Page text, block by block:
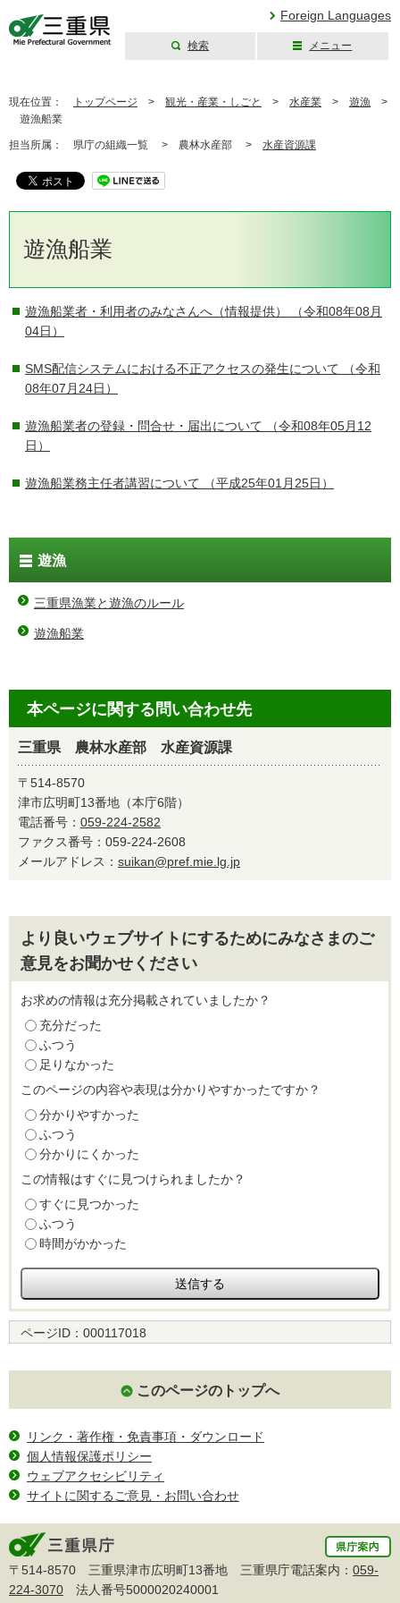
Foreign Languages
検索 メニュー
現在位置： トップページ > 観光・産業・しごと > 水産業 > 遊漁 >
遊漁船業
担当所属： 県庁の組織一覧 > 農林水産部 > 水産資源課
遊漁船業
遊漁船業者・利用者のみなさんへ（情報提供）
（令和08年08月
04日）
SMS配信システムにおける不正アクセスの発生について （令和
08年07月24日）
遊漁船業者の登録・問合せ・届出について （令和08年05月12
日）
遊漁船業務主任者講習について （平成25年01月25日）
遊漁
三重県漁業と遊漁のルール
遊漁船業
本ページに関する問い合わせ先
三重県 農林水産部 水産資源課
〒514-8570
津市広明町13番地（本庁6階）
電話番号： 059-224-2582
ファクス番号：059-224-2608
メールアドレス： suikan@pref.mie.lg.jp
より良いウェブサイトにするためにみなさまのご
意見をお聞かせください
お求めの情報は充分掲載されていましたか？
充分だった
ふつう
足りなかった
このページの内容や表現は分かりやすかったですか？
分かりやすかった
ふつう
分かりにくかった
この情報はすぐに見つけられましたか？
すぐに見つかった
ふつう
時間がかかった
ページID： 000117018
このページのトップへ
リンク・著作権・免責事項・ダウンロード
個人情報保護ポリシー
ウェブアクセシビリティ
サイトに関するご意見・お問い合わせ
〒514-8570 三重県津市広明町13番地 三重県庁電話案内： 059-
224-3070 法人番号5000020240001